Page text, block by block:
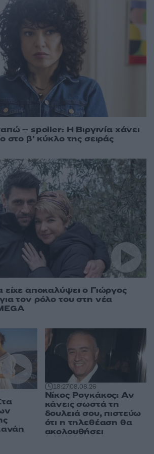
– spoiler: Η Βιργινία χάνει
στο β’ κύκλο της σειράς
αποκαλύψει ο Γιώργος
τον ρόλο του στη νέα
18:2708.08.26
Νίκος Ρογκάκος: Αν
κάνεις σωστά τη
δουλειά σου, πιστεύω
ότι η τηλεθέαση θα
ακολουθήσει